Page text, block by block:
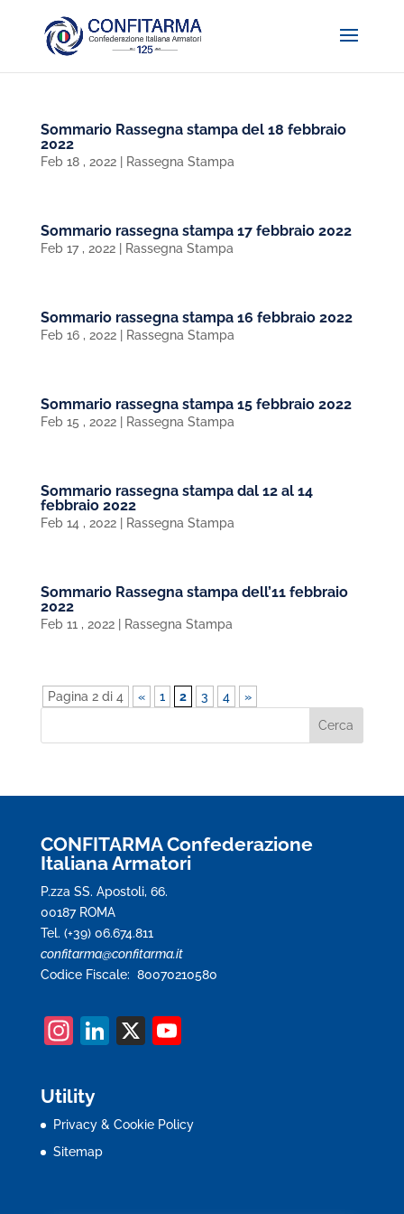
Sommario Rassegna stampa del 18 febbraio
2022
Feb 18 , 2022| Rassegna Stampa
Sommario rassegna stampa 17 febbraio 2022
Feb 17 , 2022| Rassegna Stampa
Sommario rassegna stampa 16 febbraio 2022
Feb 16 , 2022| Rassegna Stampa
Sommario rassegna stampa 15 febbraio 2022
Feb 15 , 2022| Rassegna Stampa
Sommario rassegna stampa dal 12 al 14
febbraio 2022
Feb 14 , 2022| Rassegna Stampa
Sommario Rassegna stampa dell’11 febbraio
2022
Feb 11 , 2022| Rassegna Stampa
Pagina 2 di 4 « 1 2 3 4 »
CONFITARMA Confederazione
Italiana Armatori
P.zza SS. Apostoli, 66.
00187 ROMA
Tel. (+39) 06.674.811
confitarma@confitarma.it
Codice Fiscale: 80070210580
In
a
gr
a
Li
e
X Y
T
Utility
Privacy & Cookie Policy
Sitemap